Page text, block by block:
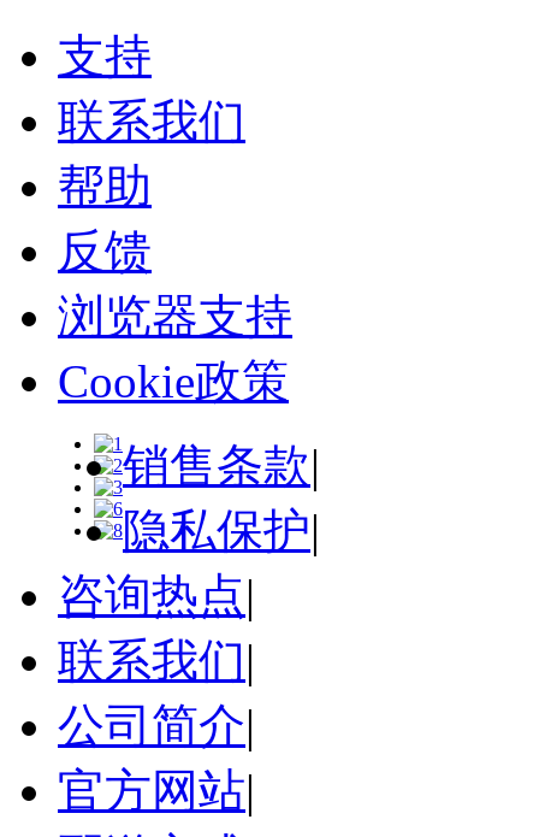
支持
联系我们
帮助
反馈
浏览器支持
Cookie政策
销售条款|
隐私保护|
咨询热点|
联系我们|
公司简介|
官方网站|